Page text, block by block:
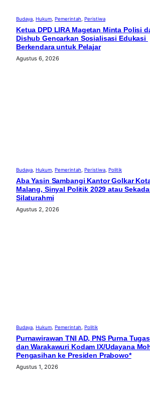
Budaya Hukum Pemerintah Peristiwa
Ketua DPD LIRA Magetan Minta Polisi
Dishub Gencarkan Sosialisasi Edukasi
Berkendara untuk Pelajar
Agustus 6, 2026
Budaya Hukum Pemerintah Peristiwa Politik
Aba Yasin Sambangi Kantor Golkar
Malang, Sinyal Politik 2029 atau
Silaturahmi
Agustus 2, 2026
Budaya Hukum Pemerintah Politik
Purnawirawan TNI AD, PNS Purna
dan Warakawuri Kodam IX/Udayana
Pengasihan ke Presiden Prabowo*
Agustus 1, 2026